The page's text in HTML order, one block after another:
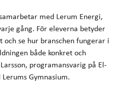
med Lerum Energi,
gång. För eleverna betyder
se hur branschen fungerar i
både konkret och
programansvarig på El-
Gymnasium.